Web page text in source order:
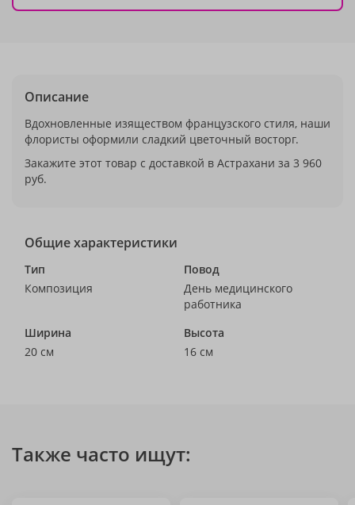
Описание
Вдохновленные изяществом французского стиля, наши
флористы оформили сладкий цветочный восторг.
Закажите этот товар с доставкой в Астрахани за 3 960
руб.
Общие характеристики
Тип
Композиция
Повод
День медицинского
работника
Ширина
20 см
Высота
16 см
Также часто ищут: